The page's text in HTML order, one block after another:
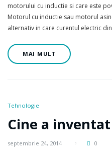
motorului cu inductie si care este
Motorul cu inductie sau motorul
alternativ in care curentul electric
MAI MULT
Tehnologie
Cine a
septembrie 24, 2014 0